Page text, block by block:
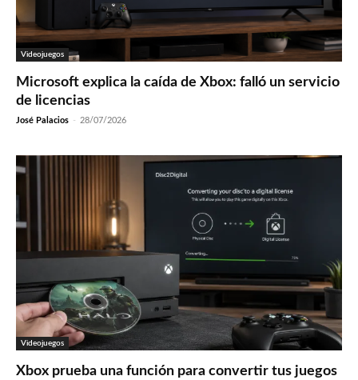
Videojuegos
Microsoft explica la caída de Xbox: falló un servicio
de licencias
José Palacios - 28/07/2026
Videojuegos
Xbox prueba una función para convertir tus juegos